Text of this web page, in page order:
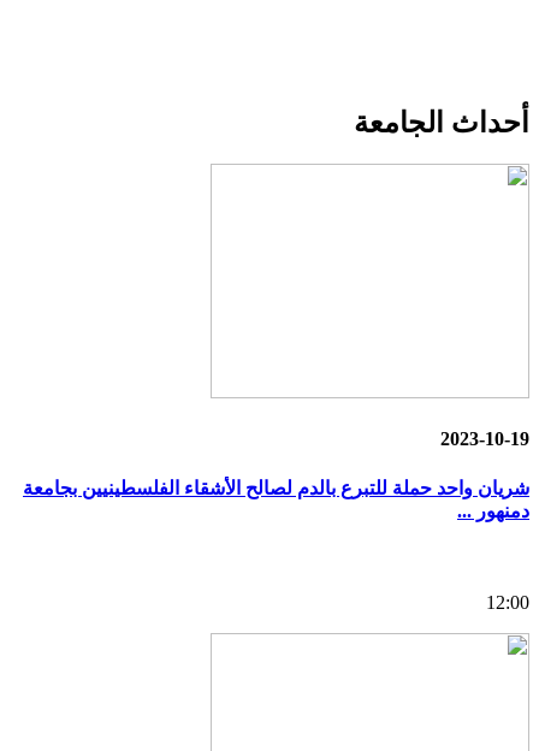
أحداث الجامعة
2023-10-19
شريان واحد حملة للتبرع بالدم لصالح الأشقاء الفلسطينيين بجامعة
دمنهور ...
12:00